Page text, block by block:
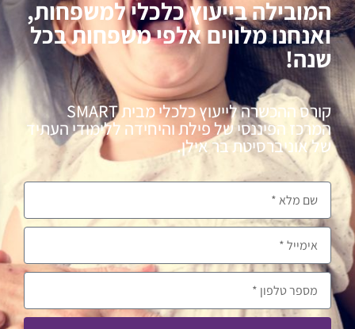
המובילה בייעוץ כלכלי למשפחות,
ואנחנו מלווים אלפי משפחות בכל
שנה!
קורס ההכשרה לייעוץ כלכלי מבית SMART
המרכז הפיננסי של פילת והיחידה ללימודי העתיד
של אוניברסיטת בר אילן.